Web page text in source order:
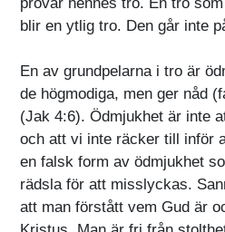
blir en ytlig tro. Den går inte
En av grundpelarna i tro är
de högmodiga, men ger nåd
(Jak 4:6). Ödmjukhet är inte
och att vi inte räcker till inför
en falsk form av ödmjukhet
rädsla för att misslyckas.
att man förstått vem Gud är